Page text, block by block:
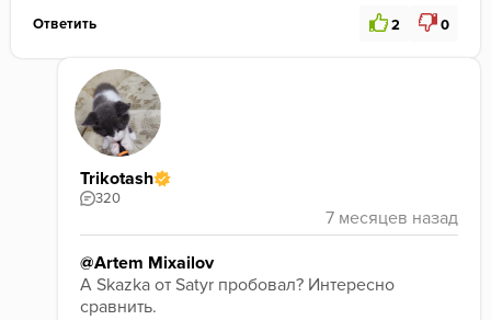
Ответить 2 0
Trikotash
320
@Artem Mixailov
А Skazka от Satyr пробовал? Интересно
сравнить.